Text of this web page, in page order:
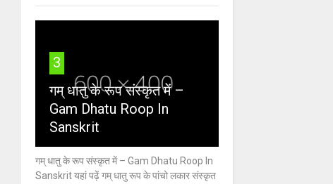
3
गम् धातु के रूप संस्कृत में –
Gam Dhatu Roop In
Sanskrit
गम् धातु के रूप संस्कृत में – Gam Dhatu Roop In
Sanskrit यहां पढ़ें गम् धातु रूप के पांचो लकार संस्कृत